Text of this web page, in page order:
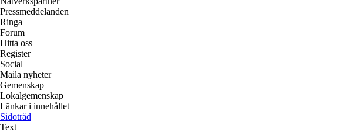
Pressmeddelanden
Ringa
Forum
Hitta oss
Register
Social
Maila nyheter
Gemenskap
Lokalgemenskap
Länkar i innehållet
Sidoträd
Text